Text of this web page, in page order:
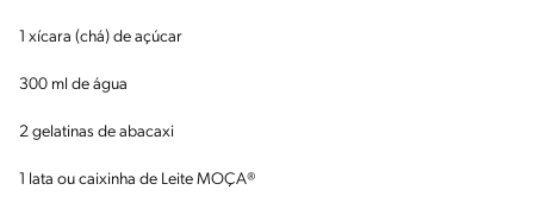
1 xícara (chá) de açúcar
300 ml de água
2 gelatinas de abacaxi
1 lata ou caixinha de Leite MOÇA®